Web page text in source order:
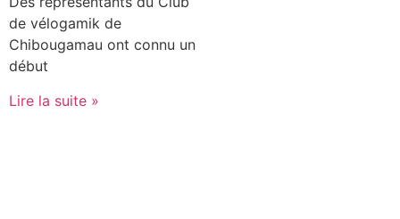
de vélogamik de
Chibougamau ont connu un
début
Lire la suite »